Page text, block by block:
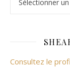
Consultez le